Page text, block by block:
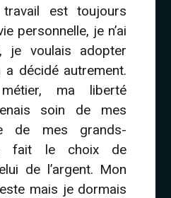
est toujours
personnelle, je n’ai
je voulais adopter
a décidé autrement.
ma liberté
soin de mes
de mes grands-
fait le choix de
de l’argent. Mon
mais je dormais